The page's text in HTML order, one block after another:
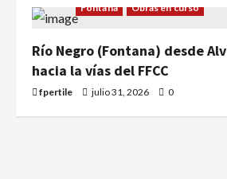
Fontana Obras en curso
Río Negro (Fontana) desde
hacia la vías del FFCC
fpertile julio 31, 2026 0